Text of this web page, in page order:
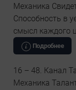
Механика
Способность в
смысл каждого
Подробнее
16 – 48. Канал
Механика